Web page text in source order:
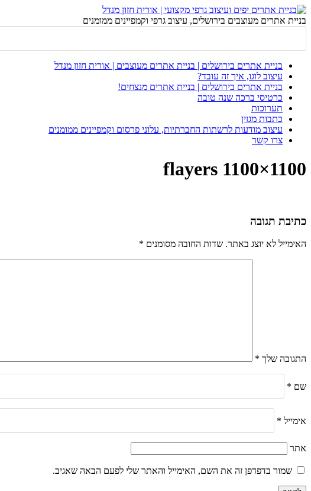
בניית אתרים מעוצבים בירושלים, עיצוב גרפי וקמפיינים ממומנים
בניית אתרים בירושלים | בניית אתרים מעוצבים | אורית חזון מנדל
עיצוב לוגו, איך זה עובד?
בניית אתרים בירושלים | בניית אתרים מנצחים!
כרטיסי ברכה שנה טובה
תערוכות
כתבות מגזין
עיצוב מודעות לרשתות החברתיות, עלוני פרסום וקמפיינים ממומנים
צרו קשר
1100×1100 flayers
כתיבת תגובה
האימייל לא יוצג באתר. שדות החובה מסומנים *
התגובה שלך *
שם *
אימייל *
אתר
שמור בדפדפן זה את השם, האימייל והאתר שלי לפעם הבאה שאגיב.